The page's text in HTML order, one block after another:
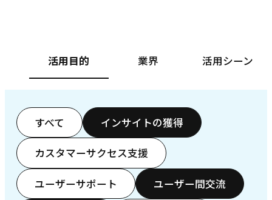
活用目的 業界 活用シーン
すべて インサイトの獲得
カスタマーサクセス支援
ユーザーサポート ユーザー間交流